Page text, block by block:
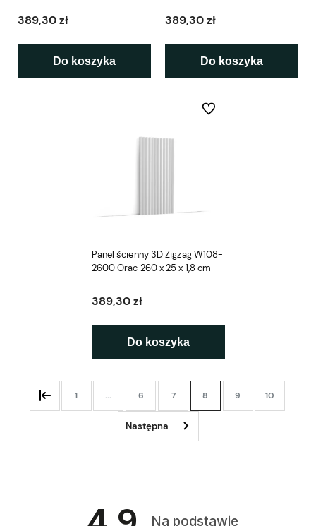
389,30 zł
Do koszyka
389,30 zł
Do koszyka
Panel ścienny 3D Zigzag W108-
2600 Orac 260 x 25 x 1,8 cm
389,30 zł
Do koszyka
Do ulubionych
1 ... 6 7 8 9 10
Na podstawie